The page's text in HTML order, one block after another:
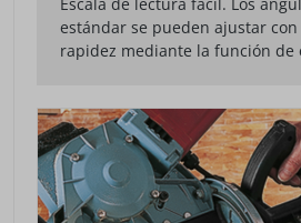
estándar se pueden ajustar
rapidez mediante la función de